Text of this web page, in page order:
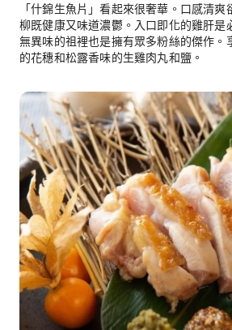
「什錦生魚片」看起來很奢華。口感清
柳既健康又味道濃鬱。入口即化的雞肝是
無異味的祖裡也是擁有眾多粉絲的傑作。
的花穗和松露香味的生雞肉丸和鹽。